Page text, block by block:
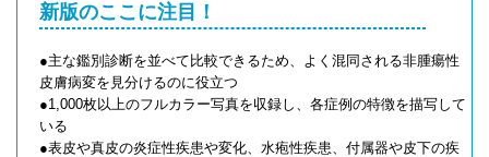
新版のここに注目！
●主な鑑別診断を並べて比較できるため、よく混同される非腫瘍性
皮膚病変を見分けるのに役立つ
●1,000枚以上のフルカラー写真を収録し、各症例の特徴を描写して
いる
●表皮や真皮の炎症性疾患や変化、水疱性疾患、付属器や皮下の疾